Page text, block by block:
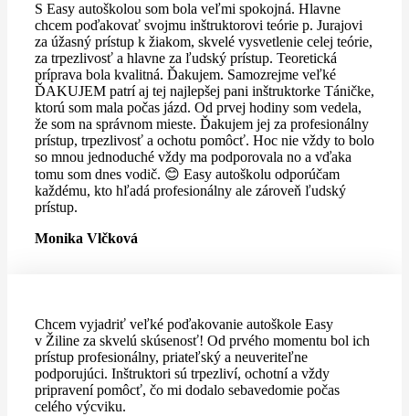
S Easy autoškolou som bola veľmi spokojná. Hlavne
chcem poďakovať svojmu inštruktorovi teórie p. Jurajovi
za úžasný prístup k žiakom, skvelé vysvetlenie celej teórie,
za trpezlivosť a hlavne za ľudský prístup. Teoretická
príprava bola kvalitná. Ďakujem. Samozrejme veľké
ĎAKUJEM patrí aj tej najlepšej pani inštruktorke Táničke,
ktorú som mala počas jázd. Od prvej hodiny som vedela,
že som na správnom mieste. Ďakujem jej za profesionálny
prístup, trpezlivosť a ochotu pomôcť. Hoc nie vždy to bolo
so mnou jednoduché vždy ma podporovala no a vďaka
tomu som dnes vodič. 😊 Easy autoškolu odporúčam
každému, kto hľadá profesionálny ale zároveň ľudský
prístup.
Monika Vlčková
Chcem vyjadriť veľké poďakovanie autoškole Easy
v Žiline za skvelú skúsenosť! Od prvého momentu bol ich
prístup profesionálny, priateľský a neuveriteľne
podporujúci. Inštruktori sú trpezliví, ochotní a vždy
pripravení pomôcť, čo mi dodalo sebavedomie počas
celého výcviku.